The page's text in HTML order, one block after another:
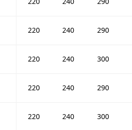
220 240 290
220 240 300
220 240 290
220 240 300